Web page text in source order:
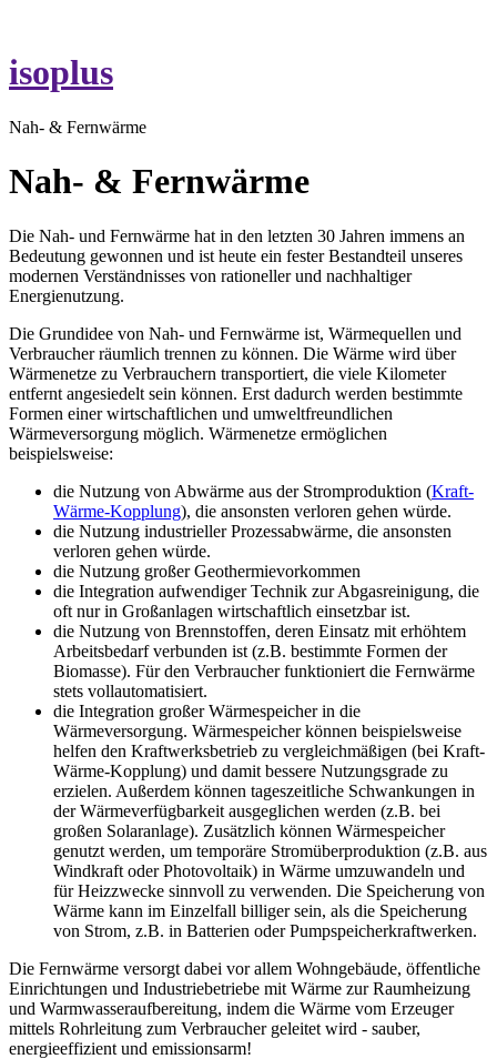
isoplus
Nah- & Fernwärme
Nah- & Fernwärme
Die Nah- und Fernwärme hat in den letzten 30 Jahren immens an
Bedeutung gewonnen und ist heute ein fester Bestandteil unseres
modernen Verständnisses von rationeller und nachhaltiger
Energienutzung.
Die Grundidee von Nah- und Fernwärme ist, Wärmequellen und
Verbraucher räumlich trennen zu können. Die Wärme wird über
Wärmenetze zu Verbrauchern transportiert, die viele Kilometer
entfernt angesiedelt sein können. Erst dadurch werden bestimmte
Formen einer wirtschaftlichen und umweltfreundlichen
Wärmeversorgung möglich. Wärmenetze ermöglichen
beispielsweise:
die Nutzung von Abwärme aus der Stromproduktion (Kraft-
Wärme-Kopplung), die ansonsten verloren gehen würde.
die Nutzung industrieller Prozessabwärme, die ansonsten
verloren gehen würde.
die Nutzung großer Geothermievorkommen
die Integration aufwendiger Technik zur Abgasreinigung, die
oft nur in Großanlagen wirtschaftlich einsetzbar ist.
die Nutzung von Brennstoffen, deren Einsatz mit erhöhtem
Arbeitsbedarf verbunden ist (z.B. bestimmte Formen der
Biomasse). Für den Verbraucher funktioniert die Fernwärme
stets vollautomatisiert.
die Integration großer Wärmespeicher in die
Wärmeversorgung. Wärmespeicher können beispielsweise
helfen den Kraftwerksbetrieb zu vergleichmäßigen (bei Kraft-
Wärme-Kopplung) und damit bessere Nutzungsgrade zu
erzielen. Außerdem können tageszeitliche Schwankungen in
der Wärmeverfügbarkeit ausgeglichen werden (z.B. bei
großen Solaranlage). Zusätzlich können Wärmespeicher
genutzt werden, um temporäre Stromüberproduktion (z.B. aus
Windkraft oder Photovoltaik) in Wärme umzuwandeln und
für Heizzwecke sinnvoll zu verwenden. Die Speicherung von
Wärme kann im Einzelfall billiger sein, als die Speicherung
von Strom, z.B. in Batterien oder Pumpspeicherkraftwerken.
Die Fernwärme versorgt dabei vor allem Wohngebäude, öffentliche
Einrichtungen und Industriebetriebe mit Wärme zur Raumheizung
und Warmwasseraufbereitung, indem die Wärme vom Erzeuger
mittels Rohrleitung zum Verbraucher geleitet wird - sauber,
energieeffizient und emissionsarm!